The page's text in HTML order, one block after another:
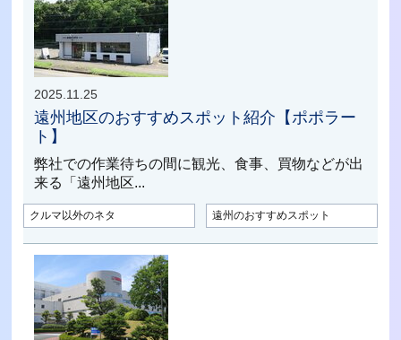
2025.11.25
遠州地区のおすすめスポット紹介【ポポラー
ト】
弊社での作業待ちの間に観光、食事、買物などが出
来る「遠州地区...
クルマ以外のネタ 遠州のおすすめスポット